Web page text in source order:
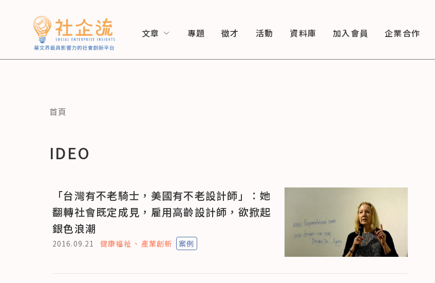
文章 專題 徵才 活動 資料庫 加入會員 企業合作
首頁
IDEO
「台灣有不老騎士，美國有不老設計師」：她
翻轉社會既定成見，雇用高齡設計師，欲掀起
銀色浪潮
2016.09.21 健康福祉 產業創新 案例